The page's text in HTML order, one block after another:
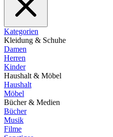
Kategorien
Kleidung & Schuhe
Damen
Herren
Kinder
Haushalt & Möbel
Haushalt
Möbel
Bücher & Medien
Bücher
Musik
Filme